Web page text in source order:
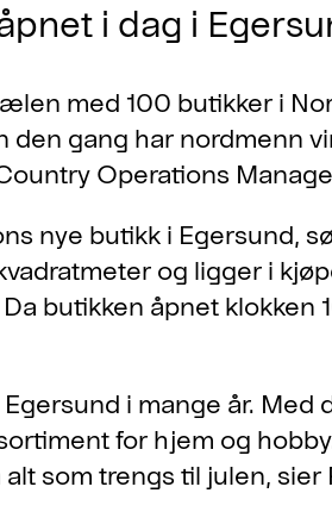
i dag i
med 100 butikker i
den gang har nordmenn
Operations
nye butikk i Egersund,
og ligger i
butikken åpnet klokken
i mange år. Med
for hjem og
som trengs til julen, sier